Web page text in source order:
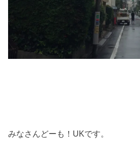
みなさんどーも！UKです。